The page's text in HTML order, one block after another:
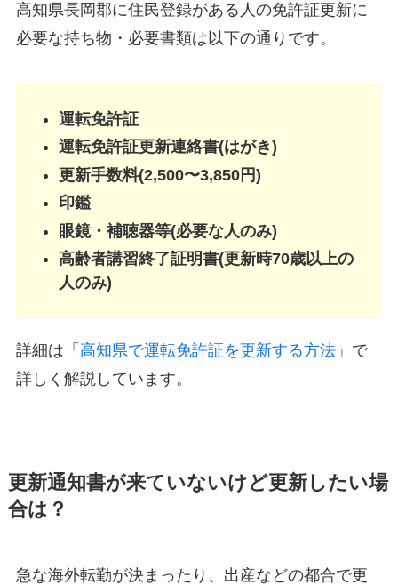
高知県長岡郡に住民登録がある人の免許証更新に
必要な持ち物・必要書類は以下の通りです。
運転免許証
運転免許証更新連絡書(はがき)
更新手数料(2,500〜3,850円)
印鑑
眼鏡・補聴器等(必要な人のみ)
高齢者講習終了証明書(更新時70歳以上の
人のみ)
詳細は「 高知県で運転免許証を更新する方法」で
詳しく解説しています。
更新通知書が来ていないけど更新したい場
合は？
急な海外転勤が決まったり、出産などの都合で更